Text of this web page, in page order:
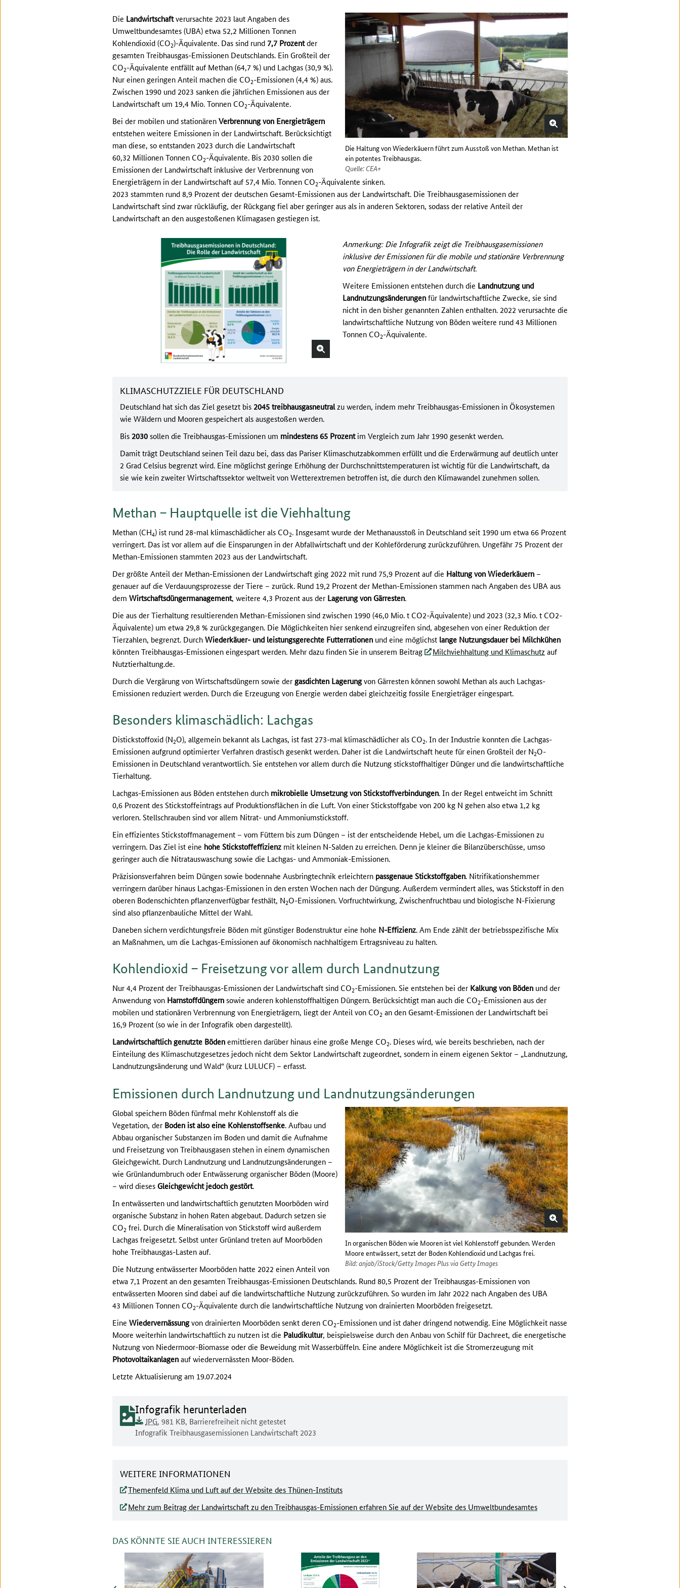
Die Haltung von Wiederkäuern führt zum Ausstoß von Methan. Methan ist
ein potentes Treibhausgas.
Quelle: CEA+
Die Landwirtschaftverursachte 2023 laut Angaben des
Umweltbundesamtes (UBA) etwa 52,2 Millionen Tonnen
Kohlendioxid (CO2)-Äquivalente. Das sind rund 7,7 Prozentder
gesamten Treibhausgas-Emissionen Deutschlands. Ein Großteil der
CO2-Äquivalente entfällt auf Methan (64,7 %) und Lachgas (30,9 %).
Nur einen geringen Anteil machen die CO2-Emissionen (4,4 %) aus.
Zwischen 1990 und 2023 sanken die jährlichen Emissionen aus der
Landwirtschaft um 19,4 Mio. Tonnen CO2-Äquivalente.
Bei der mobilen und stationärenVerbrennung von Energieträgern
entstehen weitere Emissionen in der Landwirtschaft. Berücksichtigt
man diese, so entstanden 2023 durch die Landwirtschaft
60,32 Millionen Tonnen CO2-Äquivalente. Bis 2030 sollen die
Emissionen der Landwirtschaft inklusive der Verbrennung von
Energieträgern in der Landwirtschaft auf 57,4 Mio. Tonnen CO2-Äquivalente sinken.
2023 stammten rund 8,9 Prozent der deutschen Gesamt-Emissionen aus der Landwirtschaft. Die Treibhausgasemissionen der
Landwirtschaft sind zwar rückläufig, der Rückgang fiel aber geringer aus als in anderen Sektoren, sodass der relative Anteil der
Landwirtschaft an den ausgestoßenen Klimagasen gestiegen ist.
Anmerkung: Die Infografik zeigt die Treibhausgasemissionen
inklusive der Emissionen für die mobile und stationäre Verbrennung
von Energieträgern in der Landwirtschaft.
Weitere Emissionen entstehen durch die Landnutzung und
Landnutzungsänderungenfür landwirtschaftliche Zwecke, sie sind
nicht in den bisher genannten Zahlen enthalten. 2022 verursachte die
landwirtschaftliche Nutzung von Böden weitere rund 43 Millionen
Tonnen CO2-Äquivalente.
KLIMASCHUTZZIELE FÜR DEUTSCHLAND
Deutschland hat sich das Ziel gesetzt bis 2045treibhausgasneutralzu werden, indem mehr Treibhausgas-Emissionen in Ökosystemen
wie Wäldern und Mooren gespeichert als ausgestoßen werden.
Bis 2030sollen die Treibhausgas-Emissionen um mindestens 65 Prozentim Vergleich zum Jahr 1990 gesenkt werden.
Damit trägt Deutschland seinen Teil dazu bei, dass das Pariser Klimaschutzabkommen erfüllt und die Erderwärmung auf deutlich unter
2 Grad Celsius begrenzt wird. Eine möglichst geringe Erhöhung der Durchschnittstemperaturen ist wichtig für die Landwirtschaft, da
sie wie kein zweiter Wirtschaftssektor weltweit von Wetterextremen betroffen ist, die durch den Klimawandel zunehmen sollen.
Methan – Hauptquelle ist die Viehhaltung
Methan (CH4) ist rund 28-mal klimaschädlicher als CO2. Insgesamt wurde der Methanausstoß in Deutschland seit 1990 um etwa 66 Prozent
verringert. Das ist vor allem auf die Einsparungen in der Abfallwirtschaft und der Kohleförderung zurückzuführen. Ungefähr 75 Prozent der
Methan-Emissionen stammten 2023 aus der Landwirtschaft.
Der größte Anteil der Methan-Emissionen der Landwirtschaft ging 2022 mit rund 75,9 Prozent auf die Haltung von Wiederkäuern –
genauer auf die Verdauungsprozesse der Tiere – zurück. Rund 19,2 Prozent der Methan-Emissionen stammen nach Angaben des UBA aus
dem Wirtschaftsdüngermanagement, weitere 4,3 Prozent aus der Lagerung von Gärresten.
Die aus der Tierhaltung resultierenden Methan-Emissionen sind zwischen 1990 (46,0 Mio. t CO2-Äquivalente) und 2023 (32,3 Mio. t CO2-
Äquivalente) um etwa 29,8 % zurückgegangen. Die Möglichkeiten hier senkend einzugreifen sind, abgesehen von einer Reduktion der
Tierzahlen, begrenzt. DurchWiederkäuer- und leistungsgerechte Futterrationen und eine möglichst lange Nutzungsdauer bei Milchkühen
könnten Treibhausgas-Emissionen eingespart werden. Mehr dazu finden Sie in unserem Beitrag
Milchviehhaltung und Klimaschutzauf
Nutztierhaltung.de.
Durch die Vergärung von Wirtschaftsdüngern sowie dergasdichten Lagerungvon Gärresten können sowohl Methan als auch Lachgas-
Emissionen reduziert werden. Durch die Erzeugung von Energie werden dabei gleichzeitig fossile Energieträger eingespart.
Besonders klimaschädlich: Lachgas
Distickstoffoxid (N2O), allgemein bekannt als Lachgas, ist fast 273-mal klimaschädlicher als CO2. In der Industrie konnten die Lachgas-
Emissionen aufgrund optimierter Verfahren drastisch gesenkt werden. Daher ist die Landwirtschaft heute für einen Großteil der N2O-
Emissionen in Deutschland verantwortlich. Sie entstehen vor allem durch die Nutzung stickstoffhaltiger Dünger und die landwirtschaftliche
Tierhaltung.
Lachgas-Emissionen aus Böden entstehen durch mikrobielle Umsetzung von Stickstoffverbindungen. In der Regel entweicht im Schnitt
0,6 Prozent des Stickstoffeintrags auf Produktionsflächen in die Luft. Von einer Stickstoffgabe von 200 kg N gehen also etwa 1,2 kg
verloren. Stellschrauben sind vor allem Nitrat- und Ammoniumstickstoff.
Ein effizientes Stickstoffmanagement – vom Füttern bis zum Düngen – ist der entscheidende Hebel, um die Lachgas-Emissionen zu
verringern. Das Ziel ist eine hohe Stickstoffeffizienz mit kleinen N-Salden zu erreichen. Denn je kleiner die Bilanzüberschüsse, umso
geringer auch die Nitratauswaschung sowie die Lachgas- und Ammoniak-Emissionen.
Präzisionsverfahren beim Düngen sowie bodennahe Ausbringtechnik erleichtern passgenaue Stickstoffgaben. Nitrifikationshemmer
verringern darüber hinaus Lachgas-Emissionen in den ersten Wochen nach der Düngung. Außerdem vermindert alles, was Stickstoff in den
oberen Bodenschichten pflanzenverfügbar festhält, N2O-Emissionen. Vorfruchtwirkung, Zwischenfruchtbau und biologische N-Fixierung
sind also pflanzenbauliche Mittel der Wahl.
Daneben sichern verdichtungsfreie Böden mit günstiger Bodenstruktur eine hohe N-Effizienz. Am Ende zählt der betriebsspezifische Mix
an Maßnahmen, um die Lachgas-Emissionen auf ökonomisch nachhaltigem Ertragsniveau zu halten.
Kohlendioxid – Freisetzung vor allem durch Landnutzung
Nur 4,4 Prozent der Treibhausgas-Emissionen der Landwirtschaft sind CO2-Emissionen. Sie entstehen bei der Kalkung von Böden und der
Anwendung von Harnstoffdüngernsowie anderen kohlenstoffhaltigen Düngern. Berücksichtigt man auch die CO2-Emissionen aus der
mobilen und stationären Verbrennung von Energieträgern, liegt der Anteil von CO2 an den Gesamt-Emissionen der Landwirtschaft bei
16,9 Prozent (so wie in der Infografik oben dargestellt).
Landwirtschaftlich genutzte Bödenemittieren darüber hinaus eine große Menge CO2. Dieses wird, wie bereits beschrieben, nach der
Einteilung des Klimaschutzgesetzes jedoch nicht dem Sektor Landwirtschaft zugeordnet, sondern in einem eigenen Sektor – „Landnutzung,
Landnutzungsänderung und Wald“ (kurz LULUCF) – erfasst.
Emissionen durch Landnutzung und Landnutzungsänderungen
In organischen Böden wie Mooren ist viel Kohlenstoff gebunden. Werden
Moore entwässert, setzt der Boden Kohlendioxid und Lachgas frei.
Bild: anjab/iStock/Getty Images Plus via Getty Images
Global speichern Böden fünfmal mehr Kohlenstoff als die
Vegetation, der Boden ist also eine Kohlenstoffsenke. Aufbau und
Abbau organischer Substanzen im Boden und damit die Aufnahme
und Freisetzung von Treibhausgasen stehen in einem dynamischen
Gleichgewicht. Durch Landnutzung und Landnutzungsänderungen –
wie Grünlandumbruch oder Entwässerung organischer Böden (Moore)
– wird dieses Gleichgewicht jedoch gestört.
In entwässerten und landwirtschaftlich genutzten Moorböden wird
organische Substanz in hohen Raten abgebaut. Dadurch setzen sie
CO2 frei. Durch die Mineralisation von Stickstoff wird außerdem
Lachgas freigesetzt. Selbst unter Grünland treten auf Moorböden
hohe Treibhausgas-Lasten auf.
Die Nutzung entwässerter Moorböden hatte 2022 einen Anteil von
etwa 7,1 Prozent an den gesamten Treibhausgas-Emissionen Deutschlands. Rund 80,5 Prozent der Treibhausgas-Emissionen von
entwässerten Mooren sind dabei auf die landwirtschaftliche Nutzung zurückzuführen. So wurden im Jahr 2022 nach Angaben des UBA
43 Millionen Tonnen CO2-Äquivalente durch die landwirtschaftliche Nutzung von drainierten Moorböden freigesetzt.
Eine Wiedervernässungvon drainierten Moorböden senkt deren CO2-Emissionen und ist daher dringend notwendig. Eine Möglichkeit nasse
Moore weiterhin landwirtschaftlich zu nutzen ist die Paludikultur, beispielsweise durch den Anbau von Schilf für Dachreet, die energetische
Nutzung von Niedermoor-Biomasse oder die Beweidung mit Wasserbüffeln. Eine andere Möglichkeit ist die Stromerzeugung mit
Photovoltaikanlagenauf wiedervernässten Moor-Böden.
Letzte Aktualisierung am 19.07.2024
Dokument zum runterladen:
Infografik herunterladen
Dokumentenformat:
JPGDokumentengröße:
, 981 KB
Barrierefreiheit:
Dieses Dokument ist auf
, Barrierefreiheit nicht getestet
Dokumentenbeschreibung:
Infografik Treibhausgasemissionen Landwirtschaft 2023
WEITERE INFORMATIONEN
Themenfeld Klima und Luft auf der Website des Thünen-Instituts
Mehr zum Beitrag der Landwirtschaft zu den Treibhausgas-Emissionen erfahren Sie auf der Website des Umweltbundesamtes
DAS KÖNNTE SIE AUCH INTERESSIEREN